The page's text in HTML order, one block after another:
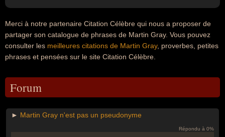
Merci à notre partenaire Citation Célèbre qui nous a proposer de
partager son catalogue de phrases de Martin Gray. Vous pouvez
consulter les meilleures citations de Martin Gray, proverbes, petites
phrases et pensées sur le site Citation Célèbre.
Forum
► Martin Gray n'est pas un pseudonyme
Répondu à 0%